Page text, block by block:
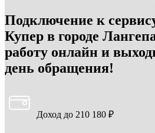
Подключение к
Купер в городе
работу онлайн и
день обращения!
Доход до 210 180 ₽